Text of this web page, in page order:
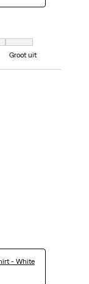
7 gelijk is aan Groot uit
Groot uit
- White